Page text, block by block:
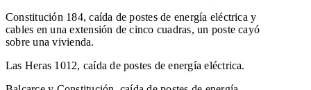
Constitución 184, caída de postes de energía eléctrica y
cables en una extensión de cinco cuadras, un poste cayó
sobre una vivienda.
Las Heras 1012, caída de postes de energía eléctrica.